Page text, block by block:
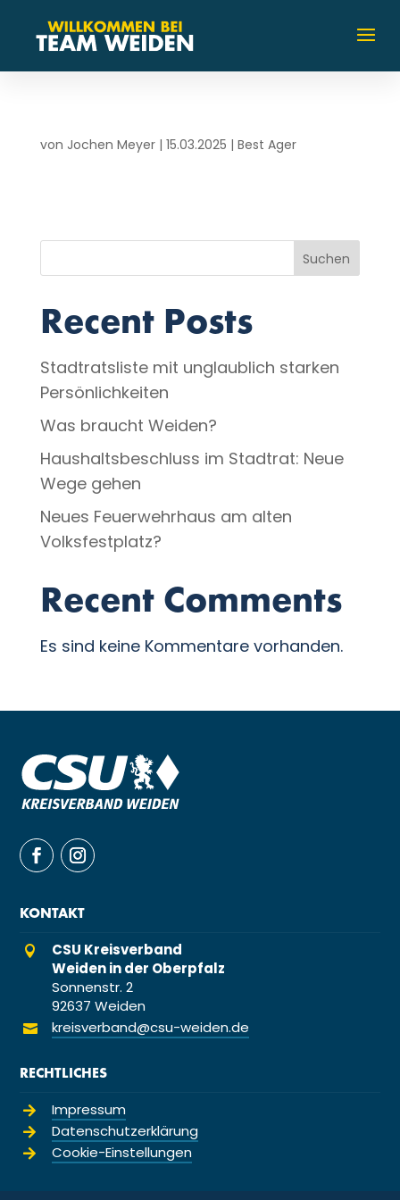
von Jochen Meyer| 15.03.2025 | Best Ager
Suchen
Recent Posts
Stadtratsliste mit unglaublich starken
Persönlichkeiten
Was braucht Weiden?
Haushaltsbeschluss im Stadtrat: Neue
Wege gehen
Neues Feuerwehrhaus am alten
Volksfestplatz?
Recent Comments
Es sind keine Kommentare vorhanden.
KONTAKT

CSU Kreisverband
Weiden in der Oberpfalz
Sonnenstr. 2
92637 Weiden
 kreisverband@csu-weiden.de
RECHTLICHES
 Impressum
 Datenschutzerklärung
 Cookie-Einstellungen